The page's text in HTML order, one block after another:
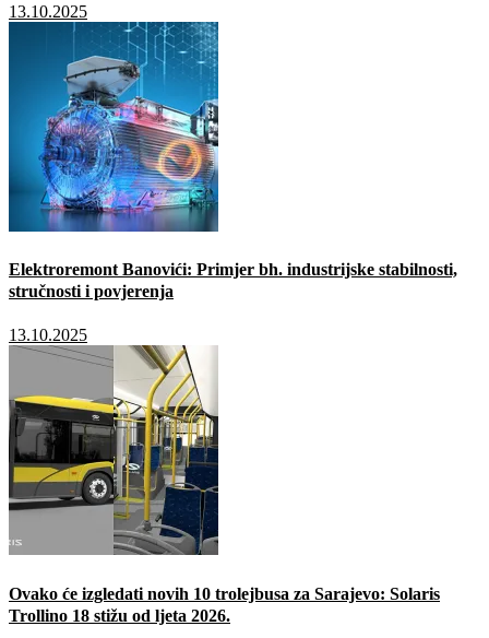
13.10.2025
Elektroremont Banovići: Primjer bh. industrijske stabilnosti,
stručnosti i povjerenja
13.10.2025
Ovako će izgledati novih 10 trolejbusa za Sarajevo: Solaris
Trollino 18 stižu od ljeta 2026.